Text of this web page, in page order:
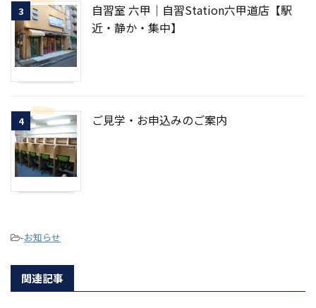
3
自習室 六甲｜自習Station六甲道店【駅
近・静か・集中】
4 ご見学・お申込みのご案内
-お知らせ
関連記事